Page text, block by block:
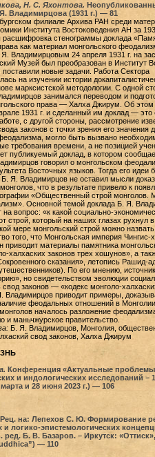
Н. С. Яхонтова.
Владимирцова (1931 г.) — 81
филиале Архива РАН среди
Института Востоковедения АН за
стенограммы доклада
как материал монгольского
Владимирцовым 24 апреля 1931 г. на
Музей был преобразован в Институт
новые задачи. Работа Сектора
на изучении истории
марксистской методологии. С одной
занимался переводом и
права — Халха Джирум. Об этом
1931 г. и сделанный им доклад — это
с другой стороны, рассмотрение
законов с точки зрения его значения
могло быть вызвано
требования времени, а не позицией
публикуемый доклад, в котором
говорил о монгольском
Восточных языков. Тогда его идеи
Б. Я. Владимирцов не оставил мысли
что в результате привело к
«Общественный строй монголов.
Основной темой доклада Б. Я.
на вопрос: «к какой социально-
строй, который на наших глазах рухнул
мере монгольский строй можно
того, что Монгольская империя Чингис-
приводит материалы памятника
халхаских законов трех хошунов», а
сказания», летопись Рашид-
По его мнению,
но свидетельством эволюции
законов — «кодекс монголо-
Владимирцов приводит примеры,
феодальных отношений в
началось разложение
и маньчжурское правительство.
Б. Я. Владимирцов, Монголия,
свод законов, Халха Джирум
Конференция «Актуальные проблемы
и индологических исследований –
и 28 июня 2023 г.) — 106
Рец. на: Лепехов С. Ю. Формирование
логико-эпистемологических
ред. Б. В. Базаров. – Иркутск: «Оттиск»,
— 110